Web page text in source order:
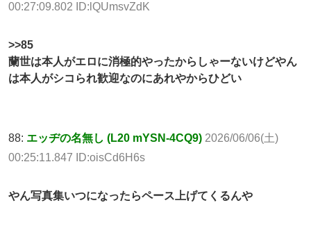
00:27:09.802 ID:lQUmsvZdK
>>85
蘭世は本人がエロに消極的やったからしゃーないけどやん
は本人がシコられ歓迎なのにあれやからひどい
88: エッヂの名無し (L20 mYSN-4CQ9) 2026/06/06(土)
00:25:11.847 ID:oisCd6H6s
やん写真集いつになったらペース上げてくるんや